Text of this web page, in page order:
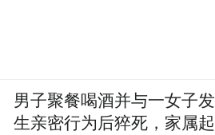
男子聚餐喝酒并与一女子发
生亲密行为后猝死，家属起